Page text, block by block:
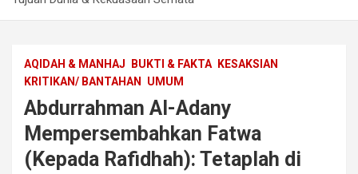
AQIDAH & MANHAJ BUKTI & FAKTA
KESAKSIAN
KRITIKAN/ BANTAHAN
UMUM
Abdurrahman Al-Adany
Mempersembahkan Fatwa
(Kepada Rafidhah): Tetaplah di